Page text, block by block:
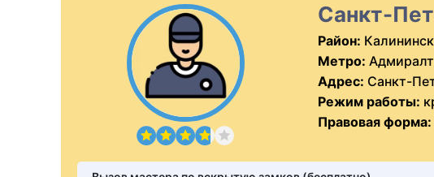
Санкт-
Район:
Метро:
Адрес: Санкт-
Режим работы:
Правовая форма: